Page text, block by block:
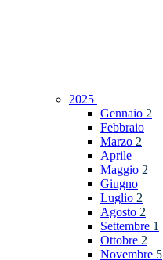
2025
Gennaio 2
Febbraio
Marzo 2
Aprile
Maggio 2
Giugno
Luglio 2
Agosto 2
Settembre 1
Ottobre 2
Novembre 5